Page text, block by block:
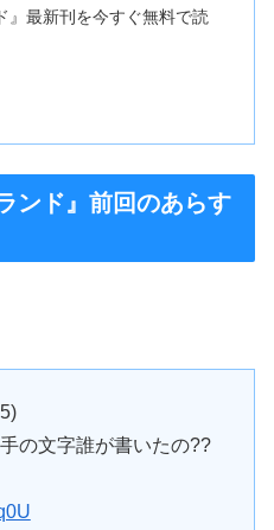
』最新刊を今すぐ無料で読
ンド』前回のあらす
の文字誰が書いたの??